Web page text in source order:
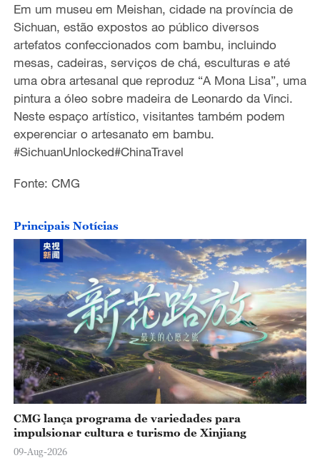
l
a
y
V
i
d
o
Em um museu em Meishan, cidade na província de
Sichuan, estão expostos ao público diversos
artefatos confeccionados com bambu, incluindo
mesas, cadeiras, serviços de chá, esculturas e até
uma obra artesanal que reproduz “A Mona Lisa”, uma
pintura a óleo sobre madeira de Leonardo da Vinci.
Neste espaço artístico, visitantes também podem
experenciar o artesanato em bambu.
#SichuanUnlocked#ChinaTravel
Fonte: CMG
Principais Notícias
CMG lança programa de variedades para
impulsionar cultura e turismo de Xinjiang
09-Aug-2026